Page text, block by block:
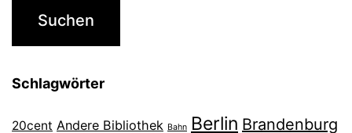
Schlagwörter
20cent Andere Bibliothek Bahn Berlin Brandenburg